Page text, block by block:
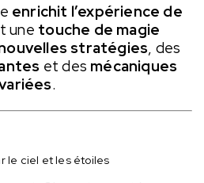
enrichit l’expérience de
une touche de magie
stratégies, des
et des mécaniques
.
le ciel et les étoiles